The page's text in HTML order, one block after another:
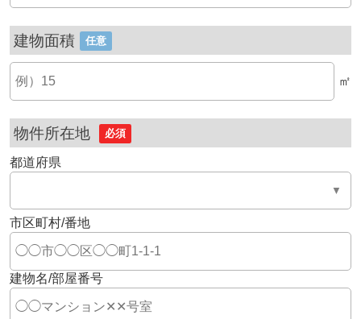
建物面積 任意
㎡
物件所在地 必須
都道府県
市区町村/番地
建物名/部屋番号